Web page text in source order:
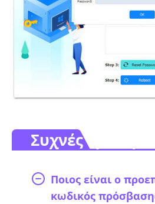
Συχνές
Ποιος είναι ο
κωδικός